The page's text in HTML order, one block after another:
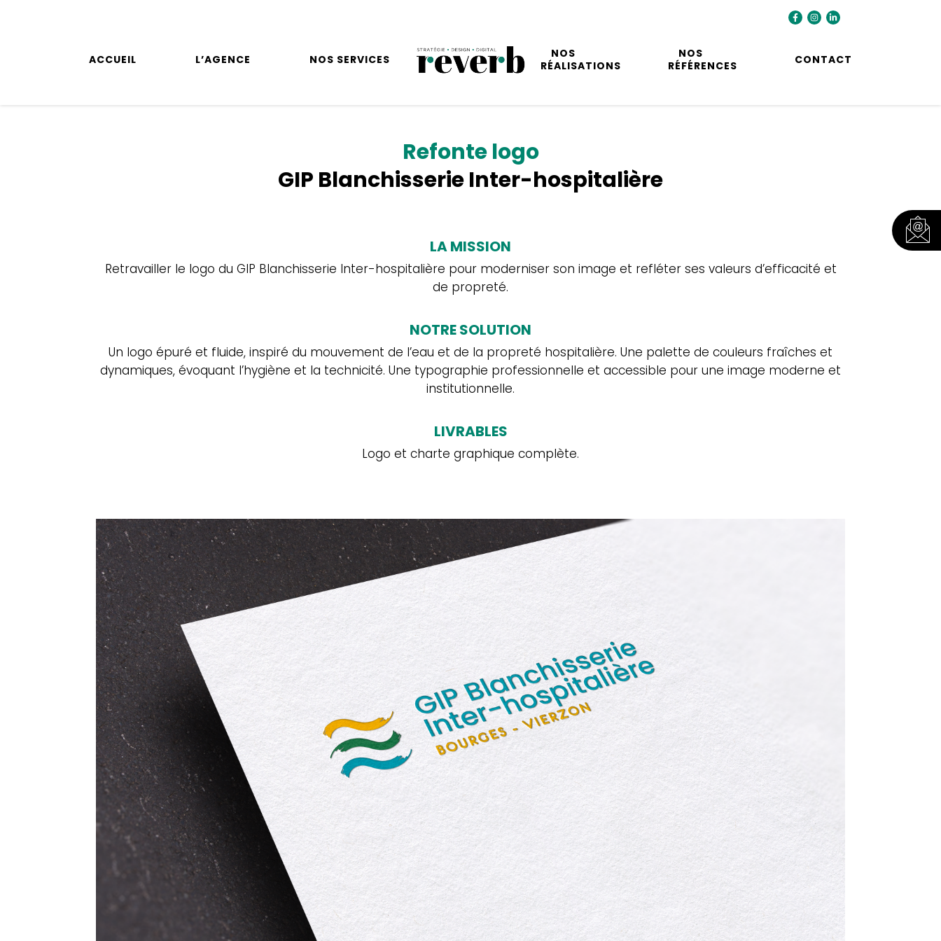
brief.
on vous inspire le reste.
Envie d’avoir toutes les dernières actus de la #teamreverb ?
D’avoir des astuces exclusives pour votre communication ?
Renseignez votre adresse email pour finaliser
votre inscription à notre newsletter !
ACCUEIL L’AGENCE NOS SERVICES
NOS
RÉALISATIONS
NOS
RÉFÉRENCES
CONTACT
Refonte logo
GIP Blanchisserie Inter-hospitalière
LA MISSION
Retravailler le logo du GIP Blanchisserie Inter-hospitalière pour moderniser son image et refléter ses valeurs d’efficacité et
de propreté.
NOTRE SOLUTION
Un logo épuré et fluide, inspiré du mouvement de l’eau et de la propreté hospitalière. Une palette de couleurs fraîches et
dynamiques, évoquant l’hygiène et la technicité. Une typographie professionnelle et accessible pour une image moderne et
institutionnelle.
LIVRABLES
Logo et charte graphique complète.